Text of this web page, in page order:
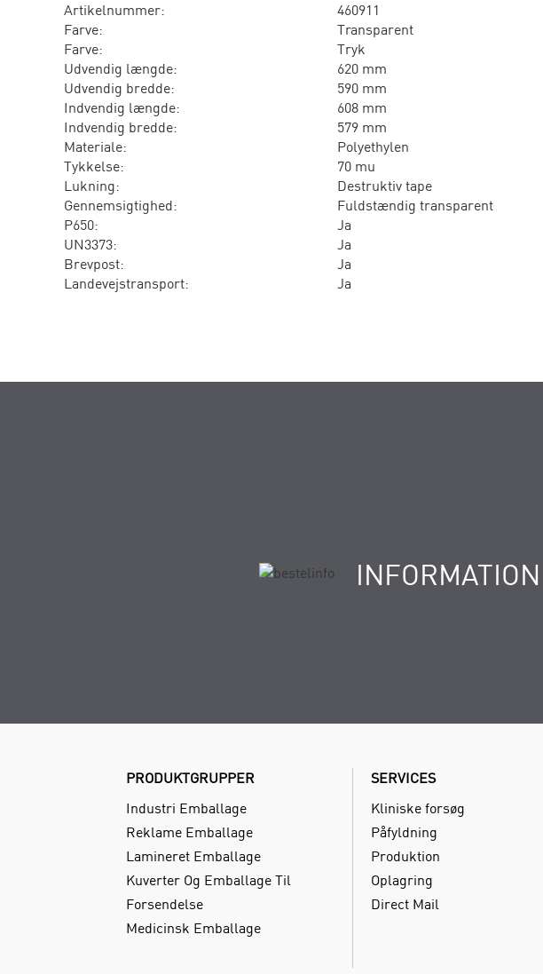
Artikelnummer:
460911
Farve:
Transparent
Farve:
Tryk
Udvendig længde:
620 mm
Udvendig bredde:
590 mm
Indvendig længde:
608 mm
Indvendig bredde:
579 mm
Materiale:
Polyethylen
Tykkelse:
70 mu
Lukning:
Destruktiv tape
Gennemsigtighed:
Fuldstændig transparent
P650:
Ja
UN3373:
Ja
Brevpost:
Ja
Landevejstransport:
Ja
PRODUKTGRUPPER
Industri Emballage
Reklame Emballage
Lamineret Emballage
Kuverter Og Emballage Til
Forsendelse
Medicinsk Emballage
SERVICES
Kliniske forsøg
Påfyldning
Produktion
Oplagring
Direct Mail